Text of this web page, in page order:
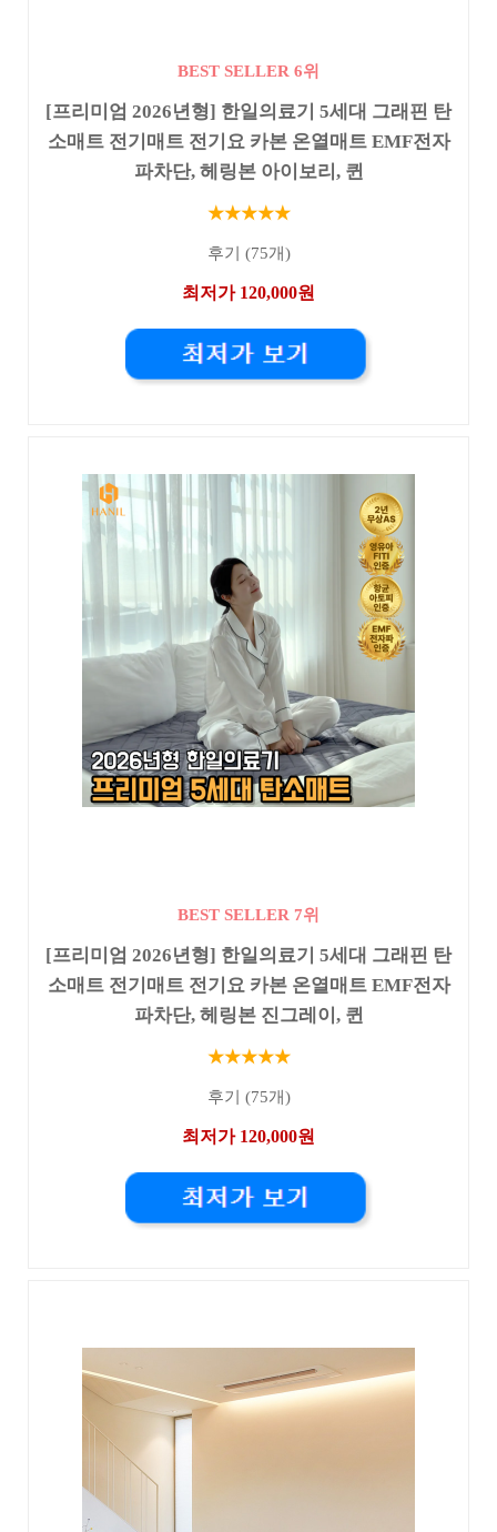
BEST SELLER 6위
[프리미엄 2026년형] 한일의료기 5세대 그래핀 탄
소매트 전기매트 전기요 카본 온열매트 EMF전자
파차단, 헤링본 아이보리, 퀸
★★★★★
후기 (75개)
최저가 120,000원
BEST SELLER 7위
[프리미엄 2026년형] 한일의료기 5세대 그래핀 탄
소매트 전기매트 전기요 카본 온열매트 EMF전자
파차단, 헤링본 진그레이, 퀸
★★★★★
후기 (75개)
최저가 120,000원